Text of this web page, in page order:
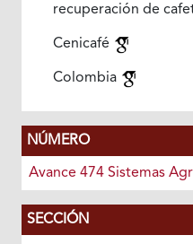
recuperación de
Cenicafé
Colombia
NÚMERO
Avance 474 Sistemas
SECCIÓN